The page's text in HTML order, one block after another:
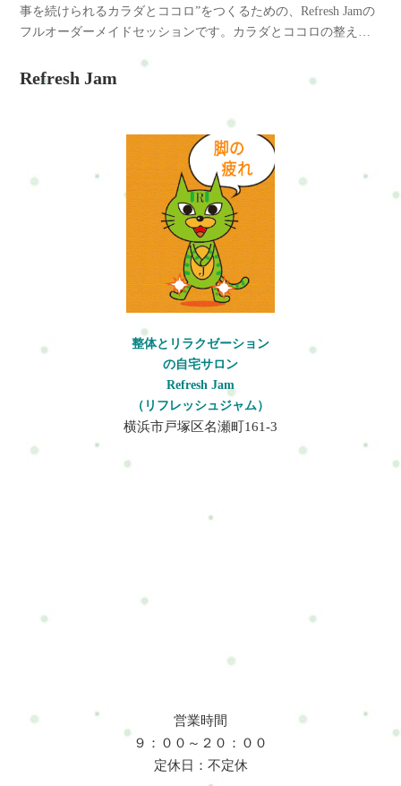
事を続けられるカラダとココロ”をつくるための、Refresh Jamの
フルオーダーメイドセッションです。カラダとココロの整え方
で、動ける心と体へカラダとココロの整え方とは？ご予約方法
んな方におすすめです・慢性的な肩こりや腰痛がある・疲れが
抜けにくい・自律神経の乱れが気になる・運動不足をなんとか
したい・姿勢や体型を整えたい・仕事や育児で余裕がなくなっ
ている・「ただほぐすだけ」では物足りない・自分に合った整
え方を知りたいフルセッション120分で行うこと仕事や家事をつ
づけていく中で、いつの間にか積み重なる不調。整体×軽トレ×
マインドケアで、あなた本来の「動ける土台」を整えます。無
理せず、でも着実に。これからも続けていける“自分”を、ここ
から。1回120分で、あなたの状態に合わせたケアを行います。
め、土台を整えるトレーニング筋力の低下を防ぎ体の支えをつ
くる、動作の安定感アップマインドケア呼吸や瞑想で、意識を
整え頭と心をリセットセルフケア指導家でも無理なく続けられ
るアドバイス付き120分でこれらのことをおこなっていきます。
※あなたの状態により内容は変わります。実際にどんな事をす
るのかRefresh Jamの特徴完全予約制のプライベート空間周りを
気にせず、ゆっくり過ごせます。カウンセリングを大切にして
お得な2回・3回チケットをご用意しています。お客様の声みな
こ女性 / 30代カラダとココロの整え方・フルセッション120分運
やすくなってびっくりしました。体も心もふわっと軽くなりま
Refresh Jam
整体とリラクゼーション
の自宅サロン
Refresh Jam
（リフレッシュジャム）
横浜市戸塚区名瀬町161-3
営業時間
９：００～２０：００
定休日：不定休